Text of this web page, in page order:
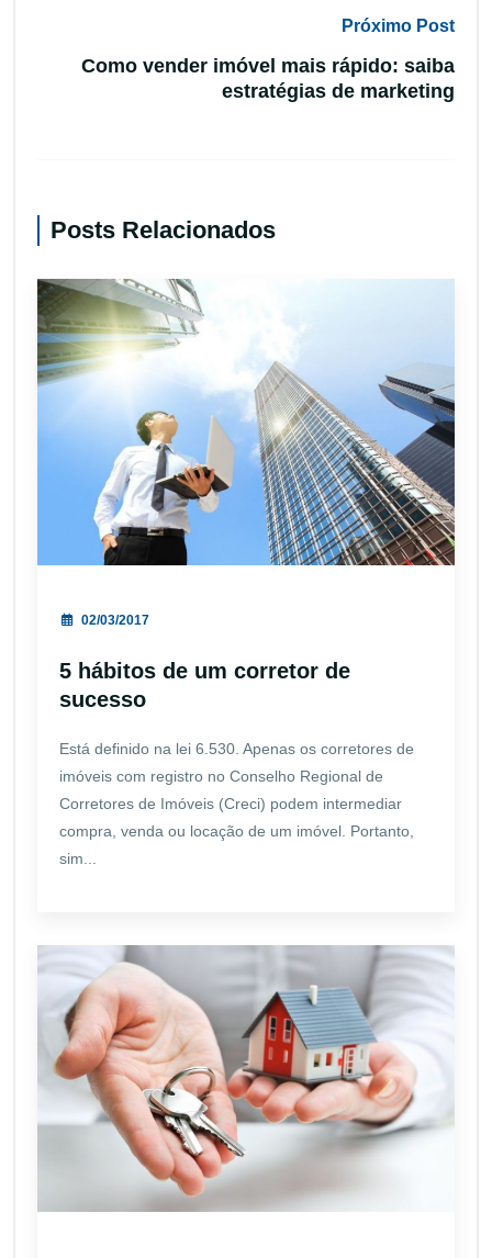
Próximo Post
Como vender imóvel mais rápido: saiba
estratégias de marketing
Posts Relacionados
02/03/2017
5 hábitos de um corretor de
sucesso
Está definido na lei 6.530. Apenas os corretores de
imóveis com registro no Conselho Regional de
Corretores de Imóveis (Creci) podem intermediar
compra, venda ou locação de um imóvel. Portanto,
sim...